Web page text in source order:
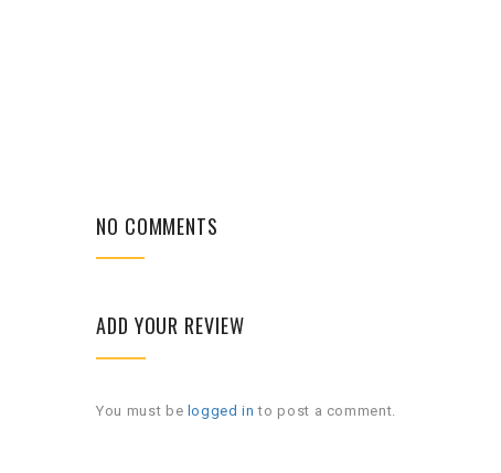
NO COMMENTS
ADD YOUR REVIEW
You must be logged in to post a comment.